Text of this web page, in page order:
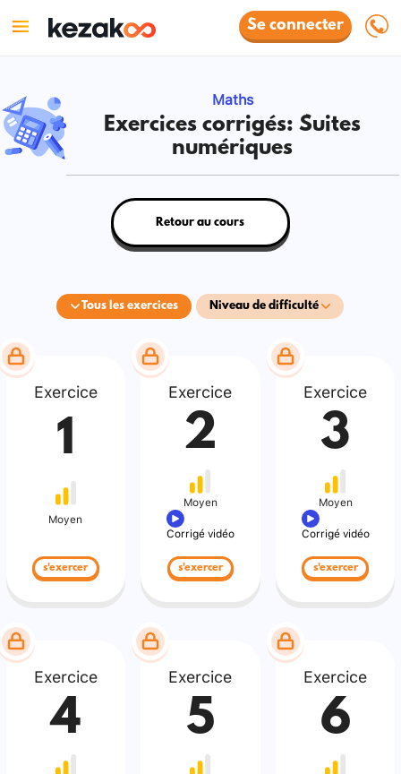
Se connecter
Maths
Exercices corrigés: Suites
numériques
Tous les exercices Niveau de difficulté
Retour au cours
Exercice
1
Moyen
s'exercer
Exercice
2
Moyen
Corrigé vidéo
s'exercer
Exercice
3
Moyen
Corrigé vidéo
s'exercer
Exercice
4
Exercice
5
Exercice
6